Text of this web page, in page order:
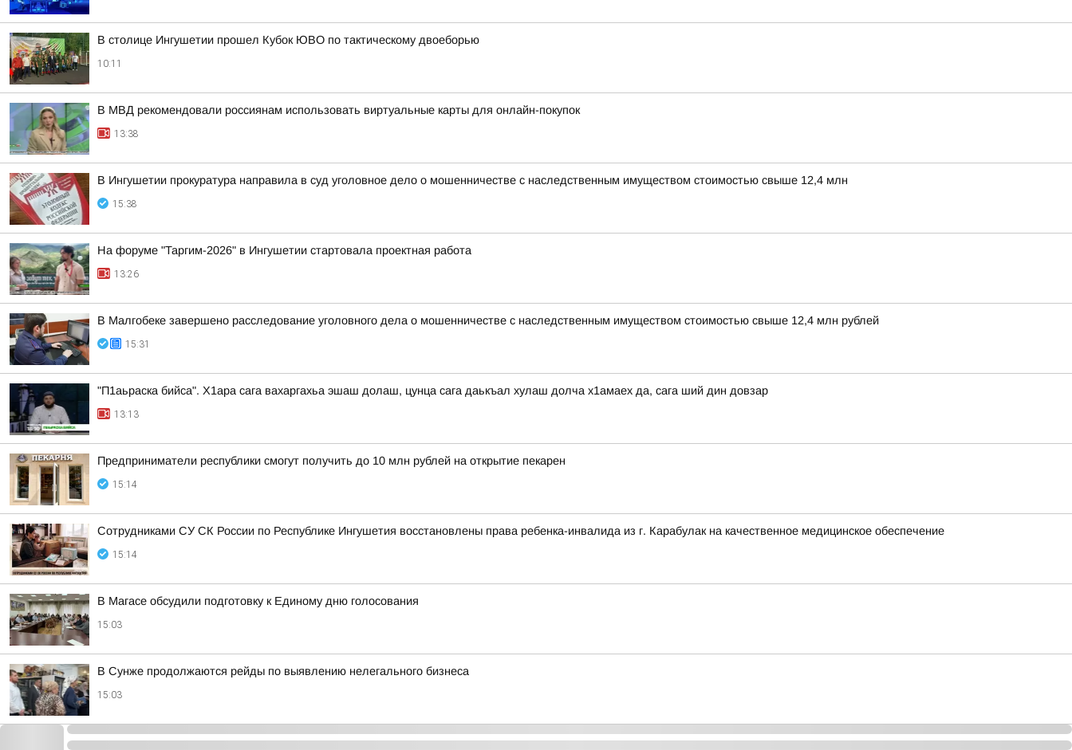
В столице Ингушетии прошел Кубок ЮВО по тактическому двоеборью
10:11
В МВД рекомендовали россиянам использовать виртуальные карты для онлайн-покупок
13:38
В Ингушетии прокуратура направила в суд уголовное дело о мошенничестве с наследственным имуществом стоимостью свыше 12,4 млн
15:38
На форуме "Таргим-2026" в Ингушетии стартовала проектная работа
13:26
В Малгобеке завершено расследование уголовного дела о мошенничестве с наследственным имуществом стоимостью свыше 12,4 млн рублей
15:31
"П1аьраска бийса". Х1ара сага вахаргахьа эшаш долаш, цунца сага даькъал хулаш долча х1амаех да, сага ший дин довзар
13:13
Предприниматели республики смогут получить до 10 млн рублей на открытие пекарен
15:14
Сотрудниками СУ СК России по Республике Ингушетия восстановлены права ребенка-инвалида из г. Карабулак на качественное медицинское обеспечение
15:14
В Магасе обсудили подготовку к Единому дню голосования
15:03
В Сунже продолжаются рейды по выявлению нелегального бизнеса
15:03